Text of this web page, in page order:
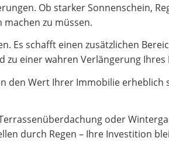
Ob starker Sonnenschein,
zu müssen.
Es schafft einen zusätzlichen
zu einer wahren Verlängerung Ihres
den Wert Ihrer Immobilie erheblich
oder
durch Regen – Ihre Investition